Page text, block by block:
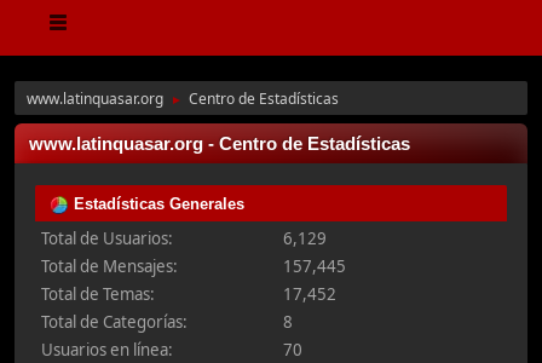
www.latinquasar.org ► Centro de Estadísticas
www.latinquasar.org - Centro de Estadísticas
Estadísticas Generales
Total de Usuarios:
6,129
Total de Mensajes:
157,445
Total de Temas:
17,452
Total de Categorías:
8
Usuarios en línea:
70